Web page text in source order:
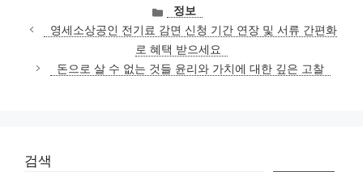
카
테
고
리
정보
영세소상공인 전기료 감면 신청 기간 연장 및 서류 간편화
로 혜택 받으세요
돈으로 살 수 없는 것들 윤리와 가치에 대한 깊은 고찰
검색